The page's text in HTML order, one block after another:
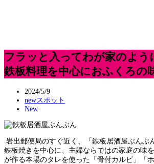
フラッと入ってわが家のよう
鉄板料理を中心におふくろの
2024/5/9
newスポット
New
岩出郵便局のすぐ近く、「鉄板居酒屋ぶんぶ
鉄板焼きを中心に、主婦ならではの家庭の味
が作る本場のタレを使った「骨付カルビ」「